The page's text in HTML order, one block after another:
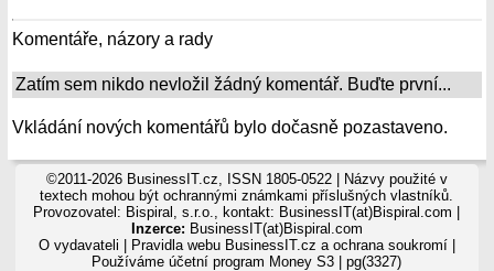
Komentáře, názory a rady
Zatím sem nikdo nevložil žádný komentář. Buďte první...
Vkládání nových komentářů bylo dočasně pozastaveno.
©2011-2026 BusinessIT.cz, ISSN 1805-0522 | Názvy použité v
textech mohou být ochrannými známkami příslušných vlastníků.
Provozovatel: Bispiral, s.r.o., kontakt: BusinessIT(at)Bispiral.com |
Inzerce: BusinessIT(at)Bispiral.com
O vydavateli
Pravidla webu BusinessIT.cz a ochrana soukromí|
Používámeúčetní program Money S3 | pg(3327)